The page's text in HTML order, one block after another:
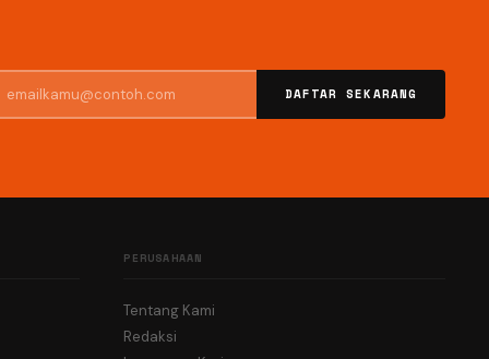
DAFTAR SEKARANG
PERUSAHAAN
Tentang Kami
Redaksi